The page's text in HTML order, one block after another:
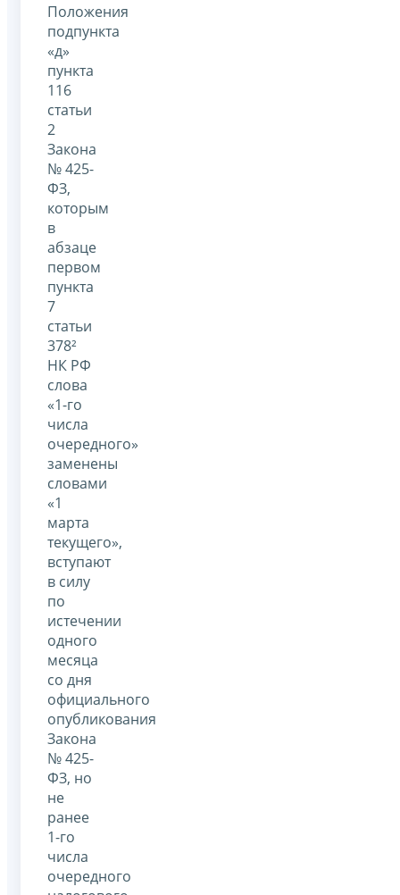
Положения
подпункта
«д»
пункта
116
статьи
2
Закона
№ 425-
ФЗ,
которым
в
абзаце
первом
пункта
7
статьи
378²
НК РФ
слова
«1-го
числа
очередного»
заменены
словами
«1
марта
текущего»,
вступают
в силу
по
истечении
одного
месяца
со дня
официального
опубликования
Закона
№ 425-
ФЗ, но
не
ранее
1-го
числа
очередного